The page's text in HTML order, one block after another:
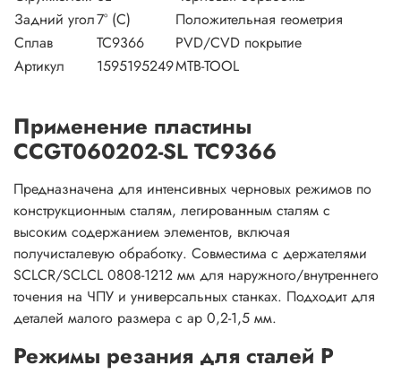
Задний угол7° (C)
Положительная геометрия
Сплав
TC9366
PVD/CVD покрытие
Артикул
1595195249MTB-TOOL
Применение пластины
CCGT060202-SL TC9366
Предназначена для интенсивных черновых режимов по
конструкционным сталям, легированным сталям с
высоким содержанием элементов, включая
получисталевую обработку. Совместима с держателями
SCLCR/SCLCL 0808-1212 мм для наружного/внутреннего
точения на ЧПУ и универсальных станках. Подходит для
деталей малого размера с ap 0,2-1,5 мм.
Режимы резания для сталей P